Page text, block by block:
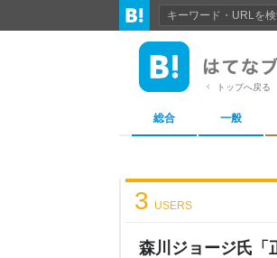
トップへ戻る
総合 一般
森川ジョージ氏「
3 USERS